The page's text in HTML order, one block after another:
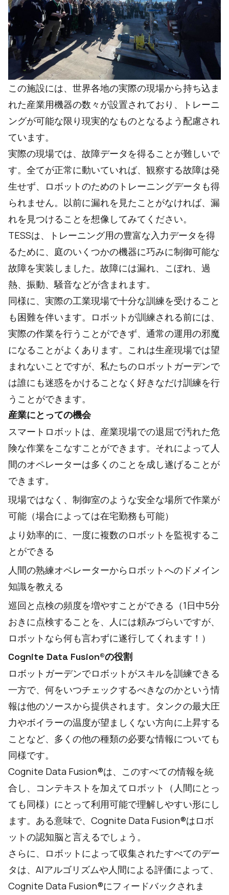
この施設には、世界各地の実際の現場から持ち込ま
れた産業用機器の数々が設置されており、トレーニ
ングが可能な限り現実的なものとなるよう配慮され
ています。
実際の現場では、故障データを得ることが難しいで
す。全てが正常に動いていれば、観察する故障は発
生せず、ロボットのためのトレーニングデータも得
られません。以前に漏れを見たことがなければ、漏
れを見つけることを想像してみてください。
TESSは、トレーニング用の豊富な入力データを得
るために、庭のいくつかの機器に巧みに制御可能な
故障を実装しました。故障には漏れ、こぼれ、過
熱、振動、騒音などが含まれます。
同様に、実際の工業現場で十分な訓練を受けること
も困難を伴います。ロボットが訓練される前には、
実際の作業を行うことができず、通常の運用の邪魔
になることがよくあります。これは生産現場では望
まれないことですが、私たちのロボットガーデンで
は誰にも迷惑をかけることなく好きなだけ訓練を行
うことができます。
産業にとっての機会
スマートロボットは、産業現場での退屈で汚れた危
険な作業をこなすことができます。それによって人
間のオペレーターは多くのことを成し遂げることが
できます。
現場ではなく、制御室のような安全な場所で作業が
可能（場合によっては在宅勤務も可能）
より効率的に、一度に複数のロボットを監視するこ
とができる
人間の熟練オペレーターからロボットへのドメイン
知識を教える
巡回と点検の頻度を増やすことができる（1日中5分
おきに点検することを、人には頼みづらいですが、
ロボットなら何も言わずに遂行してくれます！）
Cognite Data Fusion®の役割
ロボットガーデンでロボットがスキルを訓練できる
一方で、何をいつチェックするべきなのかという情
報は他のソースから提供されます。タンクの最大圧
力やボイラーの温度が望ましくない方向に上昇する
ことなど、多くの他の種類の必要な情報についても
同様です。
Cognite Data Fusion®は、このすべての情報を統
合し、コンテキストを加えてロボット（人間にとっ
ても同様）にとって利用可能で理解しやすい形にし
ます。ある意味で、Cognite Data Fusion®はロボ
ットの認知脳と言えるでしょう。
さらに、ロボットによって収集されたすべてのデー
タは、AIアルゴリズムや人間による評価によって、
Cognite Data Fusion®にフィードバックされま